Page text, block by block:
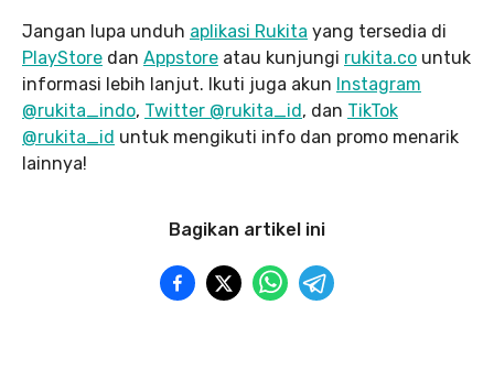
Jangan lupa unduh aplikasi Rukita yang tersedia di
PlayStore dan Appstore atau kunjungi rukita.co untuk
informasi lebih lanjut. Ikuti juga akun Instagram
@rukita_indo, Twitter @rukita_id , dan TikTok
@rukita_id untuk mengikuti info dan promo menarik
lainnya!
Bagikan artikel ini